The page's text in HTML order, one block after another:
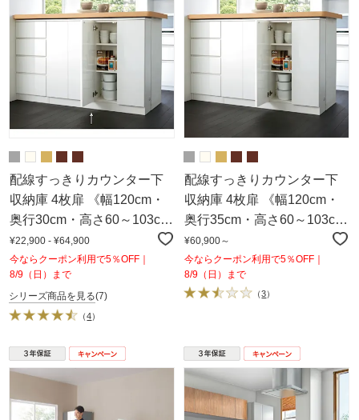
配線すっきりカウンター下
収納庫 4枚扉 《幅120cm・
奥行30cm・高さ60～103cm
／高さ1cm単位オーダー》
¥22,900 - ¥64,900
今ならクーポン利用で5％OFF｜
8/9（日）まで
シリーズ商品を見る(7)
（4）
配線すっきりカウンター下
収納庫 4枚扉 《幅120cm・
奥行35cm・高さ60～103cm
／高さ1cm単位オーダー》
¥60,900～
今ならクーポン利用で5％OFF｜
8/9（日）まで
（3）